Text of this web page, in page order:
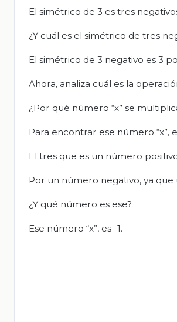
El simétrico de 3 es tres
¿Y cuál es el simétrico de tres
El simétrico de 3 negativo es 3
Ahora, analiza cuál es la
¿Por qué número “x” se
Para encontrar ese número “x”,
El tres que es un número
Por un número negativo, ya
¿Y qué número es ese?
Ese número “x”, es -1.